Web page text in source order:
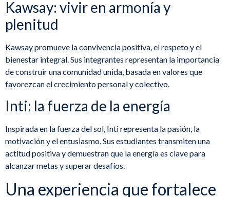
Kawsay: vivir en armonía y
plenitud
Kawsay promueve la convivencia positiva, el respeto y el
bienestar integral. Sus integrantes representan la importancia
de construir una comunidad unida, basada en valores que
favorezcan el crecimiento personal y colectivo.
Inti: la fuerza de la energía
Inspirada en la fuerza del sol, Inti representa la pasión, la
motivación y el entusiasmo. Sus estudiantes transmiten una
actitud positiva y demuestran que la energía es clave para
alcanzar metas y superar desafíos.
Una experiencia que fortalece